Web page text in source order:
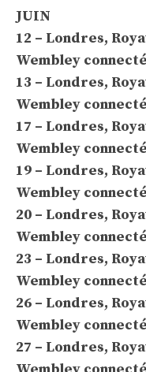
JUIN
12 – Londres,
Wembley
13 – Londres,
Wembley
17 – Londres,
Wembley
19 – Londres,
Wembley
20 – Londres,
Wembley
23 – Londres,
Wembley
26 – Londres,
Wembley
27 – Londres,